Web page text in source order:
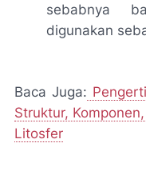
sebabnya
digunakan
Baca Juga:
Struktur,
Litosfer